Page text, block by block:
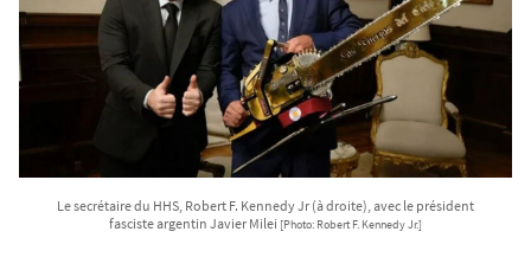
Le secrétaire du HHS, Robert F. Kennedy Jr (à droite), avec le président
fasciste argentin Javier Milei [Photo: Robert F. Kennedy Jr.]